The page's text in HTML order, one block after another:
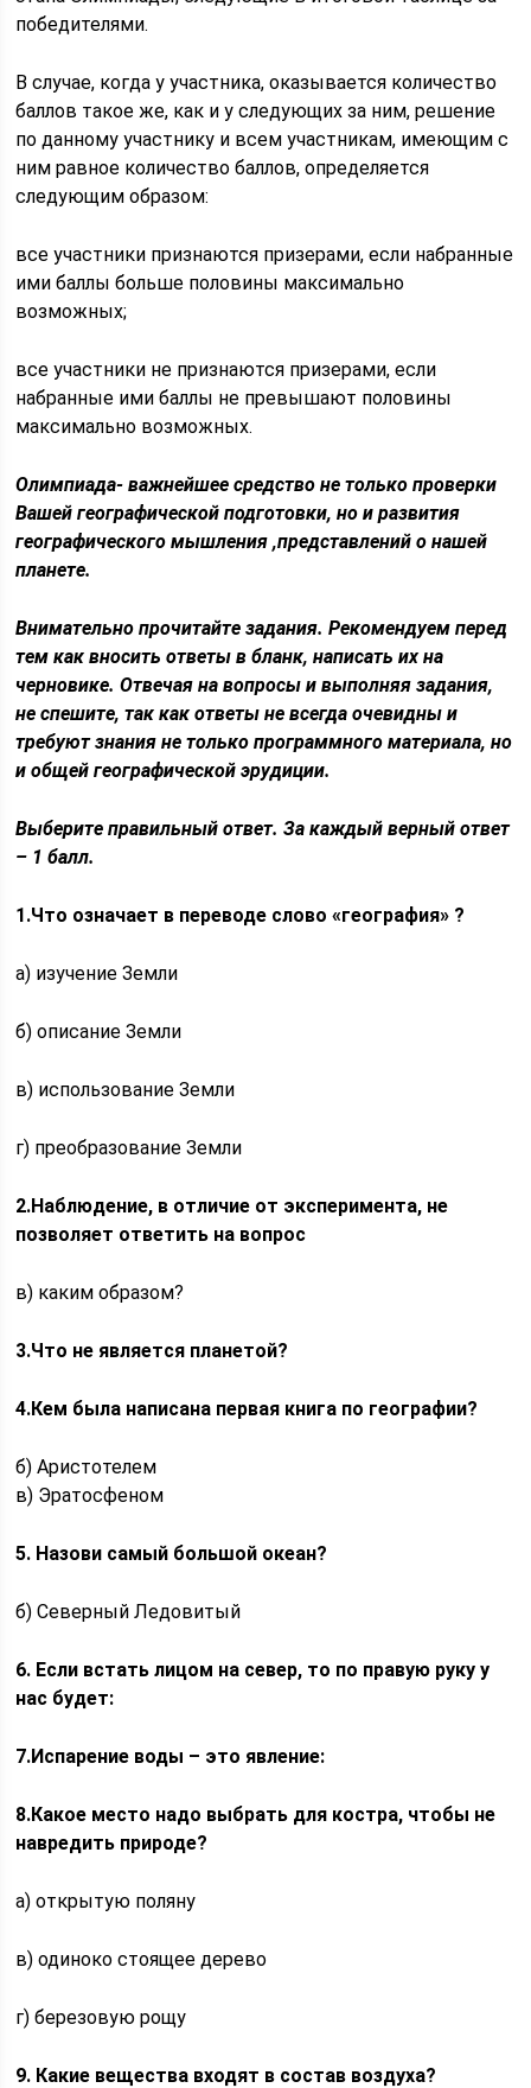
победителями.
В случае, когда у участника, оказывается количество
баллов такое же, как и у следующих за ним, решение
по данному участнику и всем участникам, имеющим с
ним равное количество баллов, определяется
следующим образом:
все участники признаются призерами, если набранные
ими баллы больше половины максимально
возможных;
все участники не признаются призерами, если
набранные ими баллы не превышают половины
максимально возможных.
Олимпиада- важнейшее средство не только проверки
Вашей географической подготовки, но и развития
географического мышления ,представлений о нашей
планете.
Внимательно прочитайте задания. Рекомендуем перед
тем как вносить ответы в бланк, написать их на
черновике. Отвечая на вопросы и выполняя задания,
не спешите, так как ответы не всегда очевидны и
требуют знания не только программного материала, но
и общей географической эрудиции.
Выберите правильный ответ. За каждый верный ответ
– 1 балл.
1.Что означает в переводе слово «география» ?
а) изучение Земли
б) описание Земли
в) использование Земли
г) преобразование Земли
2.Наблюдение, в отличие от эксперимента, не
позволяет ответить на вопрос
в) каким образом?
3.Что не является планетой?
4.Кем была написана первая книга по географии?
б) Аристотелем
в) Эратосфеном
5. Назови самый большой океан?
б) Северный Ледовитый
6. Если встать лицом на север, то по правую руку у
нас будет:
7.Испарение воды – это явление:
8.Какое место надо выбрать для костра, чтобы не
навредить природе?
а) открытую поляну
в) одиноко стоящее дерево
г) березовую рощу
9. Какие вещества входят в состав воздуха?